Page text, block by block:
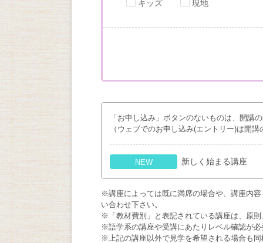
キッズ 現地
「お申し込み」ボタンのないものは、開講
（ウェブでのお申し込み(エントリー)は開講
NEW 新しく始まる講座
※講座によっては既に満席の場合や、講座内
い合わせ下さい。
※「教材費別」と表記されている講座は、原
※語学系の講座や受講にあたりレベル確認が
※上記の講座以外で見学を希望される場合も同